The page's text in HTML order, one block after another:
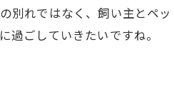
別れではなく、飼い主とペ
ごしていきたいですね。